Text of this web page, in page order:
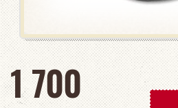
1 700руб